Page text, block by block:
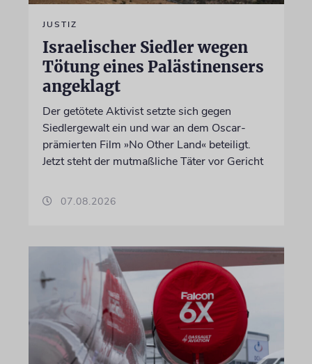
JUSTIZ
Israelischer Siedler wegen
Tötung eines Palästinensers
angeklagt
Der getötete Aktivist setzte sich gegen
Siedlergewalt ein und war an dem Oscar-
prämierten Film »No Other Land« beteiligt.
Jetzt steht der mutmaßliche Täter vor Gericht
07.08.2026